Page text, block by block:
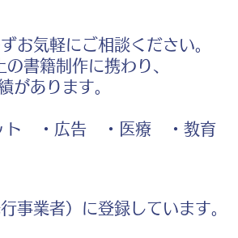
お気軽にご相談ください。
書籍制作に携わり、
あります。
ト ・広告 ・医療 ・教育
事業者）に登録しています。